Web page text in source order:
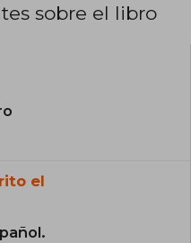
sobre el libro
el